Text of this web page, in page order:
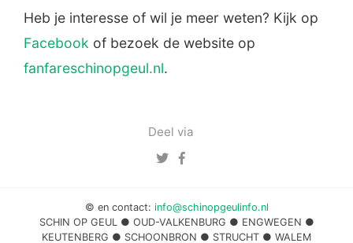
Deel via
Heb je interesse of wil je meer weten? Kijk op
Facebook of bezoek de website op
fanfareschinopgeul.nl.
© en contact: info@schinopgeulinfo.nl
SCHIN OP GEUL ● OUD-VALKENBURG ● ENGWEGEN ●
KEUTENBERG ● SCHOONBRON ● STRUCHT ● WALEM